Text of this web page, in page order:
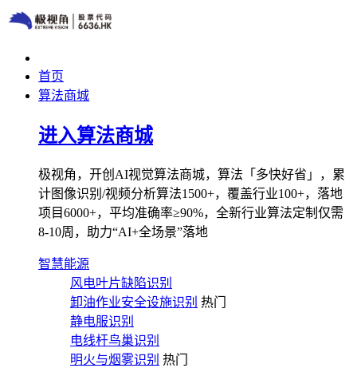
首页
算法商城
进入算法商城
极视角，开创AI视觉算法商城，算法「多快好省」，累
计图像识别/视频分析算法1500+，覆盖行业100+，落地
项目6000+，平均准确率≥90%，全新行业算法定制仅需
8-10周，助力“AI+全场景”落地
智慧能源
风电叶片缺陷识别
卸油作业安全设施识别 热门
静电服识别
电线杆鸟巢识别
明火与烟雾识别 热门